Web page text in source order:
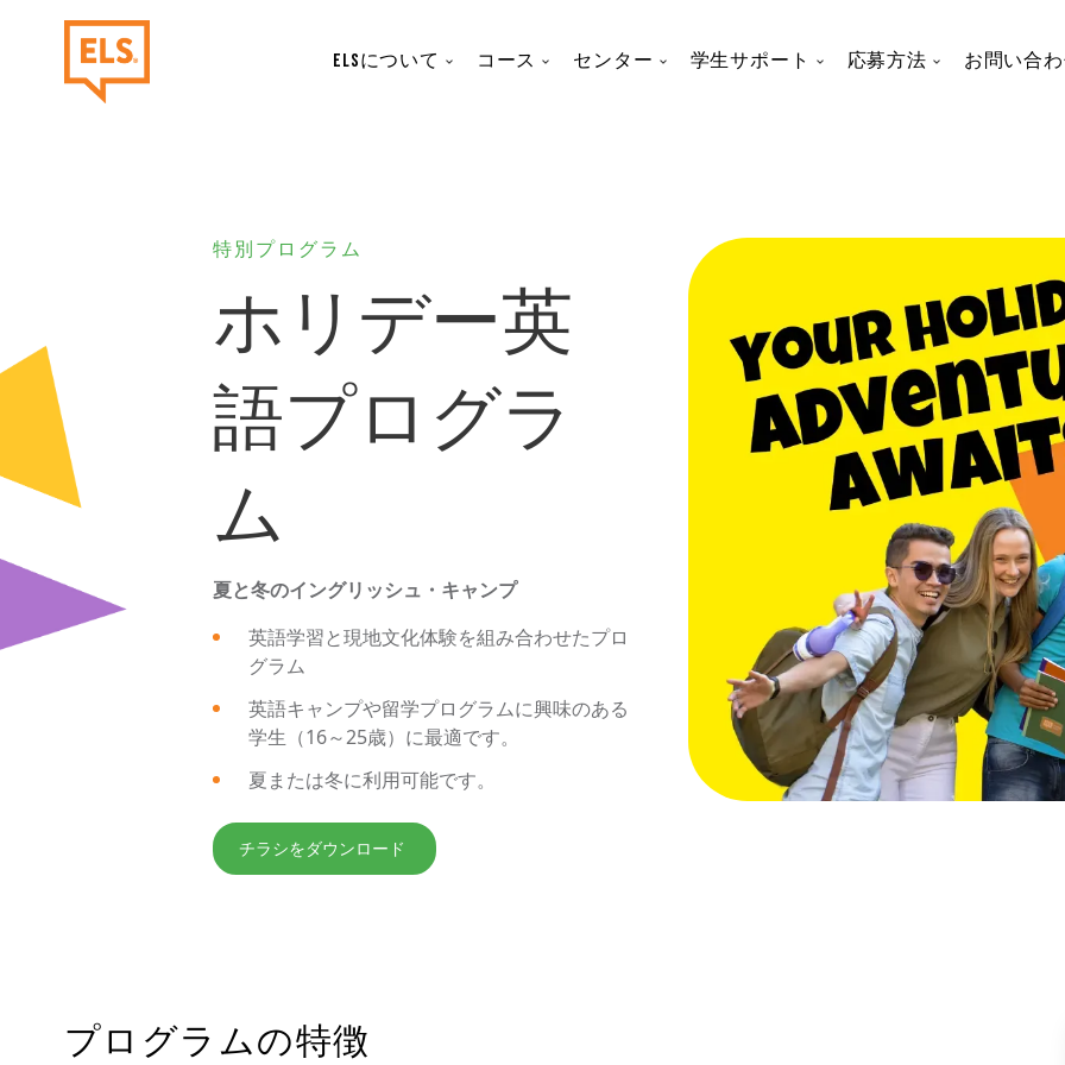
ELSについて コース センター 学生サポート 応募方法 お問い合
特別プログラム
ホリデー英
語プログラ
ム
夏と冬のイングリッシュ・キャンプ
英語学習と現地文化体験を組み合わせたプロ
グラム
英語キャンプや留学プログラムに興味のある
学生（16～25歳）に最適です。
夏または冬に利用可能です。
チラシをダウンロード
プログラムの特徴